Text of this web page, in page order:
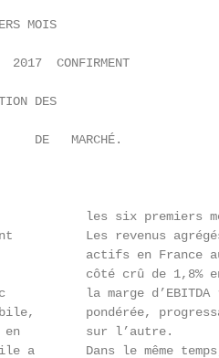
MOIS
CONFIRMENT
DES
DE   MARCHÉ.
six premiers mois
Les revenus
actifs en France au
côté crû de 1,8% en
la marge d’EBITDA
pondérée,
en         sur l’autre.
a       Dans le même